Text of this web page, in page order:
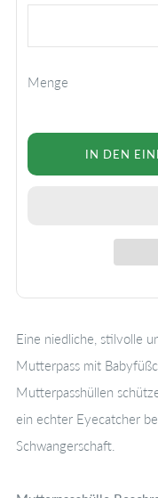
Menge
IN DEN
Eine niedliche, stilvolle
Mutterpass mit
Mutterpasshüllen
ein echter Eyecatcher
Schwangerschaft.